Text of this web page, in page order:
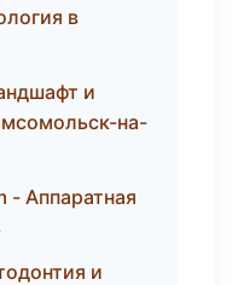
в
и
на-
- Аппаратная
и